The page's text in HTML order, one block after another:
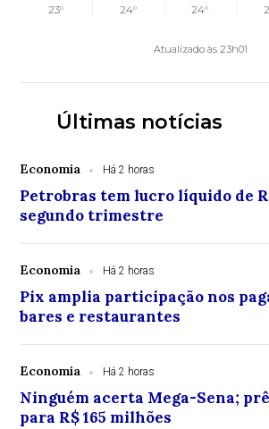
23°
24°
24°
Atualizado às 23h01
Últimas notícias
Economia Há 2 horas
Petrobras tem lucro líquido de
segundo trimestre
Economia Há 2 horas
Pix amplia participação nos
bares e restaurantes
Economia Há 2 horas
Ninguém acerta Mega-Sena;
para R$ 165 milhões